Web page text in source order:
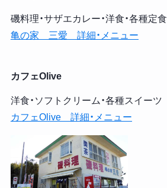
磯料理・サザエカレー・洋食・各種定食
亀の家 三愛 詳細・メニュー
カフェOlive
洋食・ソフトクリーム・各種スイーツ
カフェOlive 詳細・メニュー